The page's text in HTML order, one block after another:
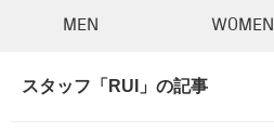
MEN WOMEN
スタッフ「RUI」の記事